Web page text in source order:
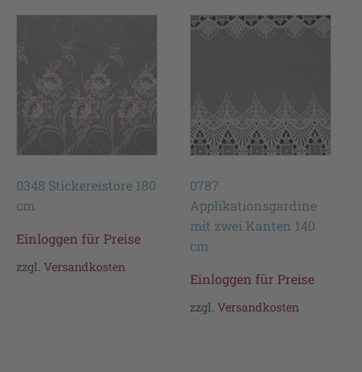
0348 Stickereistore 180
cm
Einloggen für Preise
zzgl. Versandkosten
0787
Applikationsgardine
mit zwei Kanten 140
cm
Einloggen für Preise
zzgl.Versandkosten